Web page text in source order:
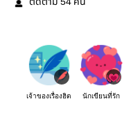
เจ้าของเรื่องฮิต นักเขียนที่รัก